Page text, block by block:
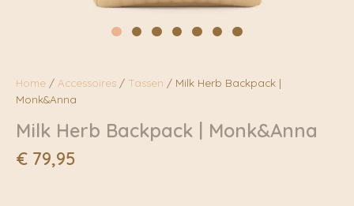
Home / Accessoires / Tassen / Milk Herb Backpack |
Monk&Anna
Milk Herb Backpack | Monk&Anna
€ 79,95